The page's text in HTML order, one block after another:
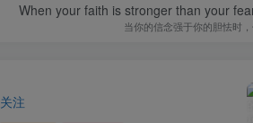
When your faith is stronger than your
当你的信念强于你的胆怯时
关注